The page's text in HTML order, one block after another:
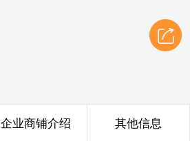
企业商铺介绍 其他信息